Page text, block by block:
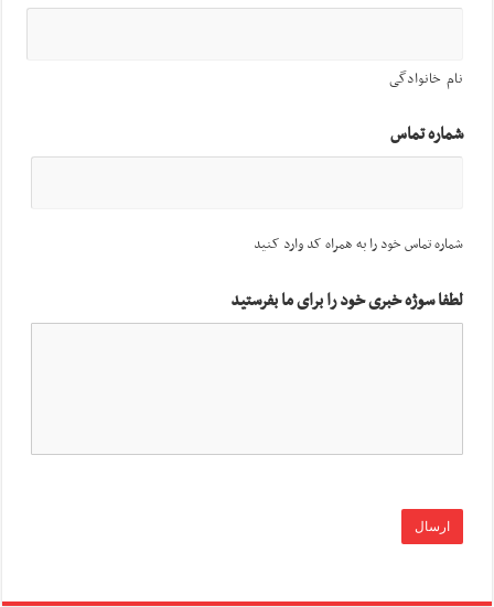
نام خانوادگی
شماره تماس
شماره تماس خود را به همراه کد وارد کنید
لطفا سوژه خبری خود را برای ما بفرستید